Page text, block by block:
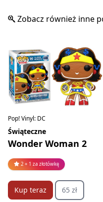
Zobacz również inne
Pop! Vinyl: DC
Świąteczne
Wonder Woman 2
2 + 1 za złotówkę
Kup teraz 65 zł